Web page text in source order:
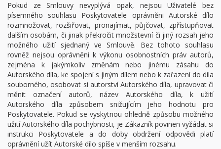
Pokud ze Smlouvy nevyplývá opak, nejsou Uživatelé bez
písemného souhlasu Poskytovatele oprávněni Autorské dílo
rozmnožovat, rozšiřovat, pronajímat, půjčovat, zpřístupňovat
dalším osobám, či jinak překročit množstevní či jiný rozsah jeho
možného užití sjednaný ve Smlouvě. Bez tohoto souhlasu
rovněž nejsou oprávněni k výkonu osobnostních práv autorů,
zejména k jakýmkoliv změnám nebo jinému zásahu do
Autorského díla, ke spojení s jiným dílem nebo k zařazení do díla
souborného, osobovat si autorství Autorského díla, upravovat či
měnit označení autorů, název Autorského díla, k užití
Autorského díla způsobem snižujícím jeho hodnotu pro
Poskytovatele. Pokud se vyskytnou ohledně způsobu možného
užití Autorského díla pochybnosti, je Zákazník povinen vyžádat si
instrukci Poskytovatele a do doby obdržení odpovědi platí
oprávnění užít Autorské dílo spíše v menším rozsahu.